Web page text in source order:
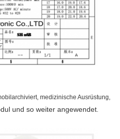
medizinische Ausrüstung,
und so weiter angewendet.